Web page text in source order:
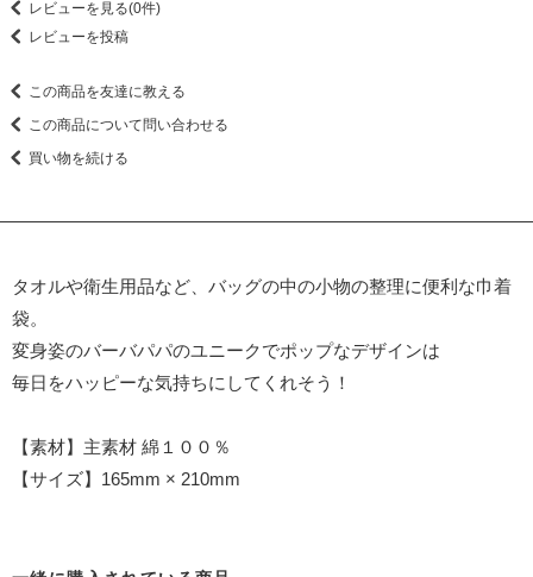
レビューを見る(0件)
レビューを投稿
この商品を友達に教える
この商品について問い合わせる
買い物を続ける
タオルや衛生用品など、バッグの中の小物の整理に便利な巾着
袋。
変身姿のバーバパパのユニークでポップなデザインは
毎日をハッピーな気持ちにしてくれそう！
【素材】主素材 綿１００％
【サイズ】165mm × 210mm